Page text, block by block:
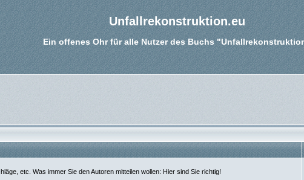
Unfallrekonstruktion.eu
Ein offenes Ohr für alle Nutzer des Buchs
etc. Was immer Sie den Autoren mitteilen wollen: Hier sind Sie richtig!